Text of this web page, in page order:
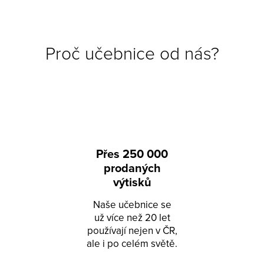
Proč učebnice od nás?
Přes 250 000
prodaných
výtisků
Naše učebnice se
už více než 20 let
používají nejen v ČR,
ale i po celém světě.